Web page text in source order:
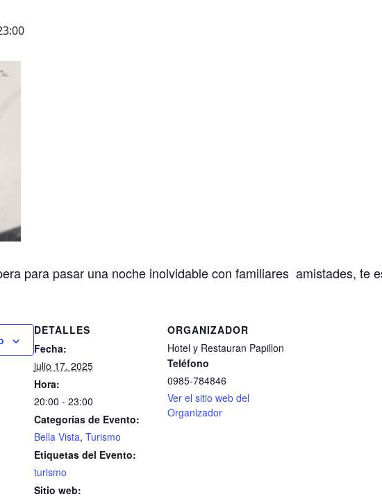
para pasar una noche inolvidable con familiares amistades, te
DETALLES
Fecha:
julio 17, 2025
Hora:
20:00 - 23:00
Categorías de Evento:
Bella Vista, Turismo
Etiquetas del Evento:
turismo
Sitio web:
ORGANIZADOR
Hotel y Restauran Papillon
Teléfono
0985-784846
Ver el sitio web del
Organizador